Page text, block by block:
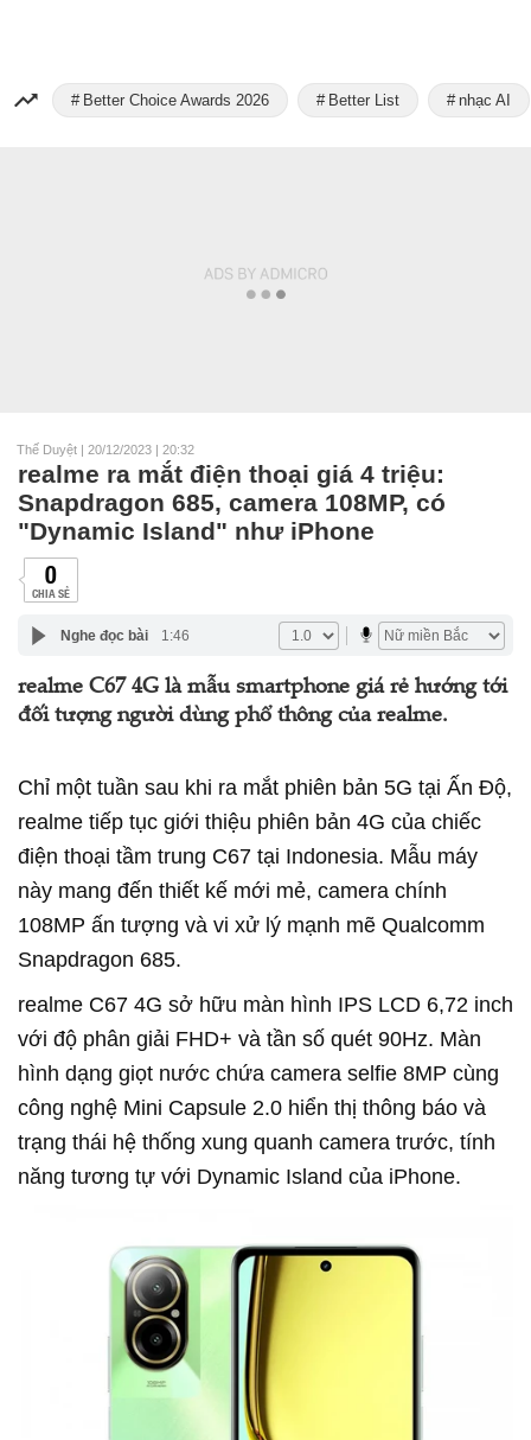
Better Choice Awards 2026 Better List nhạc AI
Thế Duyệt | 20/12/2023 | 20:32
realme ra mắt điện thoại giá 4 triệu:
Snapdragon 685, camera 108MP, có
"Dynamic Island" như iPhone
0
CHIA SẺ
Nghe đọc bài 1:46
realme C67 4G là mẫu smartphone giá rẻ hướng tới
đối tượng người dùng phổ thông của realme.
Chỉ một tuần sau khi ra mắt phiên bản 5G tại Ấn Độ,
realme tiếp tục giới thiệu phiên bản 4G của chiếc
điện thoại tầm trung C67 tại Indonesia. Mẫu máy
này mang đến thiết kế mới mẻ, camera chính
108MP ấn tượng và vi xử lý mạnh mẽ Qualcomm
Snapdragon 685.
realme C67 4G sở hữu màn hình IPS LCD 6,72 inch
với độ phân giải FHD+ và tần số quét 90Hz. Màn
hình dạng giọt nước chứa camera selfie 8MP cùng
công nghệ Mini Capsule 2.0 hiển thị thông báo và
trạng thái hệ thống xung quanh camera trước, tính
năng tương tự với Dynamic Island của iPhone.